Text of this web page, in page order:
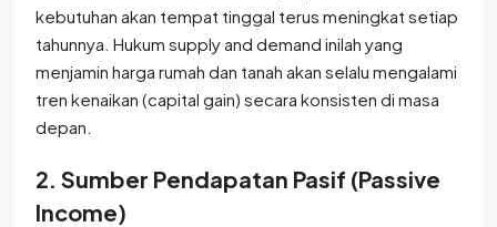
kebutuhan akan tempat tinggal terus meningkat setiap
tahunnya. Hukum supply and demand inilah yang
menjamin harga rumah dan tanah akan selalu mengalami
tren kenaikan (capital gain) secara konsisten di masa
depan.
2. Sumber Pendapatan Pasif (Passive
Income)